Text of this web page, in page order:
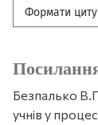
Формати
Безпалько
учнів у